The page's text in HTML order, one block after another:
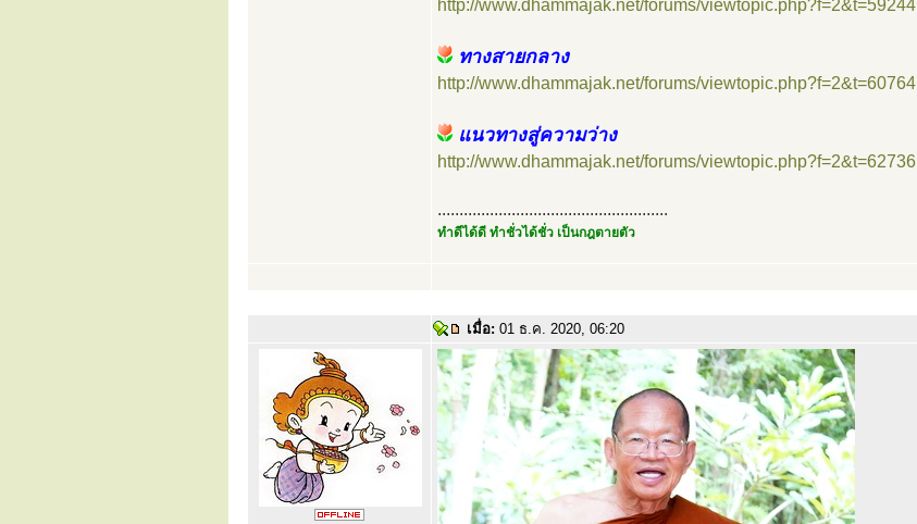
http://www.dhammajak.net/forums/viewtopic.php?f=2&t=59244
ทางสายกลาง
http://www.dhammajak.net/forums/viewtopic.php?f=2&t=60764
แนวทางสู่ความว่าง
http://www.dhammajak.net/forums/viewtopic.php?f=2&t=62736
.....................................................
ทำดีได้ดี ทำชั่วได้ชั่ว เป็นกฎตายตัว
เมื่อ: 01 ธ.ค. 2020, 06:20